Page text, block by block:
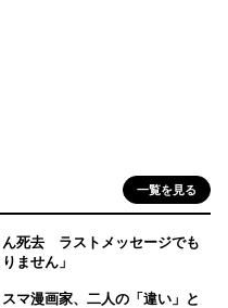
一覧を見る
死去 ラストメッセージでも
ません」
マ漫画家、二人の「違い」と